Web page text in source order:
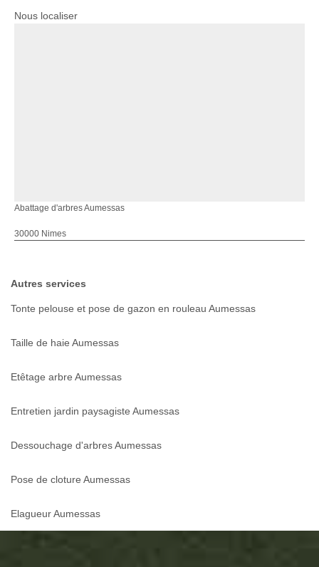
Nous localiser
Abattage d'arbres Aumessas
30000 Nimes
Autres services
Tonte pelouse et pose de gazon en rouleau Aumessas
Taille de haie Aumessas
Etêtage arbre Aumessas
Entretien jardin paysagiste Aumessas
Dessouchage d'arbres Aumessas
Pose de cloture Aumessas
Elagueur Aumessas